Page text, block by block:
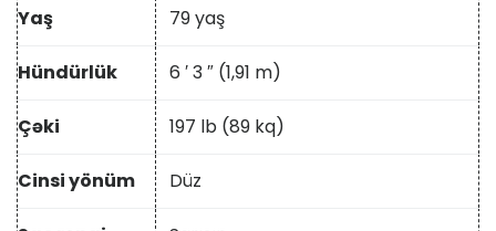
Yaş 79 yaş
Hündürlük 6 ′ 3 ″ (1,91 m)
Çəki 197 lb (89 kq)
Cinsi yönüm Düz